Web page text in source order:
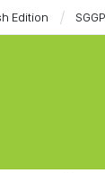
Edition